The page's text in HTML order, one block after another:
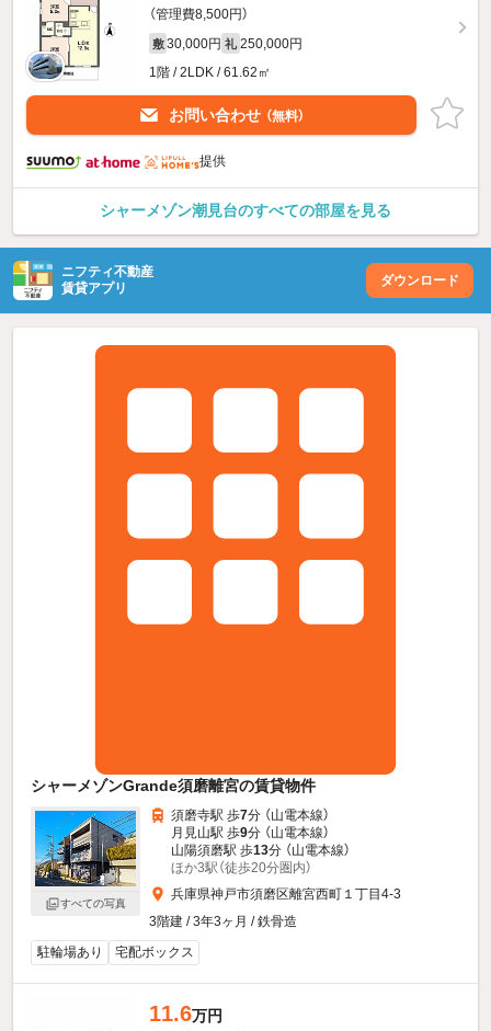
（管理費8,500円）
敷 30,000円 礼 250,000円
1階 / 2LDK / 61.62㎡
お問い合わせ （無料）
提供
シャーメゾン潮見台のすべての部屋を見る
ニフティ不動産
賃貸アプリ
ダウンロード
シャーメゾンGrande須磨離宮の賃貸物件
すべての写真
須磨寺駅 歩7分 （山電本線）
月見山駅 歩9分 （山電本線）
山陽須磨駅 歩13分 （山電本線）
ほか3駅（徒歩20分圏内）
兵庫県神戸市須磨区離宮西町１丁目4-3
3階建 / 3年3ヶ月 / 鉄骨造
駐輪場あり
宅配ボックス
11.6万円